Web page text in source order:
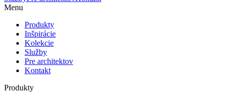
Menu
Produkty
Inšpirácie
Kolekcie
Služby
Pre architektov
Kontakt
Produkty